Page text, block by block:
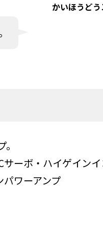
かいほうど
ーボ・ハイゲイン
ワーアンプ